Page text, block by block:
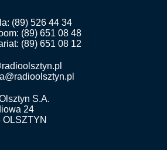
(89) 526 44 34
(89) 651 08 48
(89) 651 08 12
S.A.
24
OLSZTYN